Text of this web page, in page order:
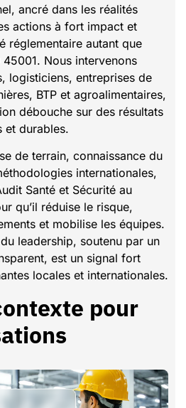
ancré dans les réalités
actions à fort impact et
réglementaire autant que
45001. Nous intervenons
logisticiens, entreprises de
BTP et agroalimentaires,
débouche sur des résultats
et durables.
de terrain, connaissance du
internationales,
Santé et Sécurité au
qu’il réduise le risque,
et mobilise les équipes.
leadership, soutenu par un
est un signal fort
locales et internationales.
pour